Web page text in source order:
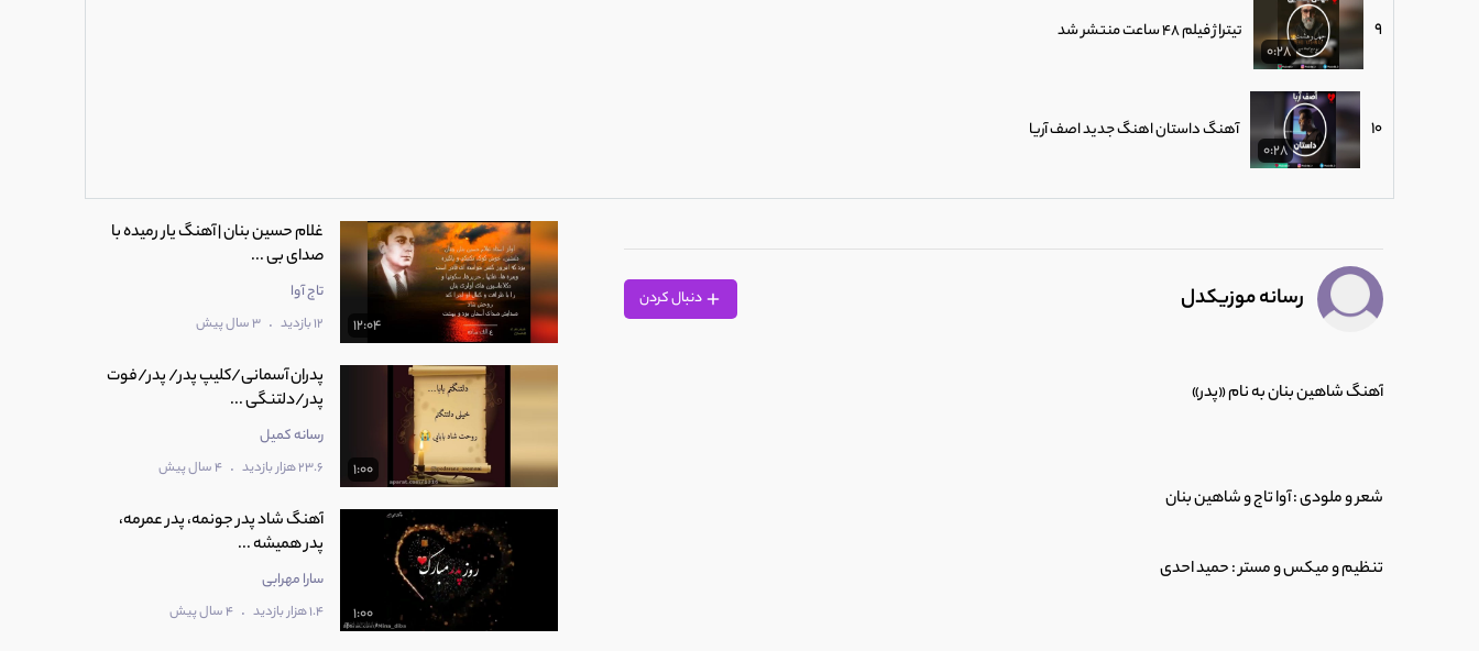
9
0:28
تیتراژ فیلم 48 ساعت منتشر شد
10
0:28
آهنگ داستان اهنگ جدید اصف آریا
0:28
12
رسانه موزیکدل دنبال کردن
آهنگ شاهین بنان به نام «پدر»
شعر و ملودی : آوا تاج و شاهین بنان
تنظیم و میکس و مستر : حمید احدی
12:04
غلام حسین بنان | آهنگ یار رمیده با
صدای بی ...
تاج آوا
12 بازدید . 3 سال پیش
1:00
پدران آسمانی/کلیپ پدر/ پدر/فوت
پدر/دلتنگی ...
رسانه کمیل
23.6 هزار بازدید . 4 سال پیش
1:00
آهنگ شاد پدر جونمه، پدر عمرمه،
پدر همیشه ...
سارا مهرابی
1.4 هزار بازدید . 4 سال پیش